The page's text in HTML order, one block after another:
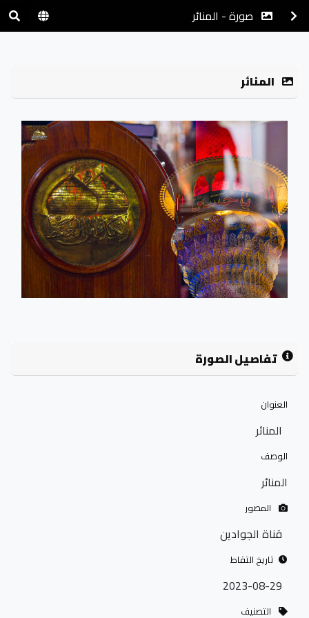
صورة - المنائر
المنائر
تفاصيل الصورة
العنوان
المنائر
الوصف
المنائر
المصور
قناة الجوادين
تاريخ التقاط
2023-08-29
التصنيف